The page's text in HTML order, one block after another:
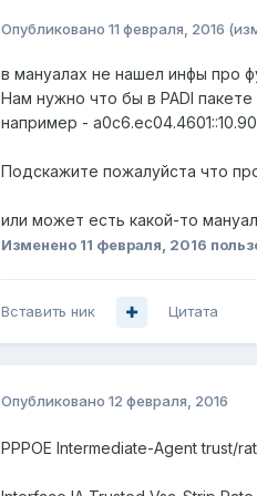
Опубликовано 11 февраля, 2016
в мануалах не нашел инфы про
Нам нужно что бы в PADI
например -
Подскажите пожалуйста что
или может есть какой-то
Изменено 11 февраля, 2016
Вставить ник Цитата
Опубликовано 12 февраля, 2016
PPPOE Intermediate-Agent trust/